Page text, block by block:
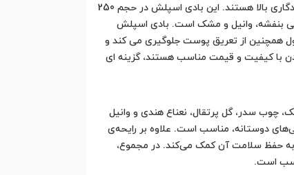
بادی اسپلش زنانه مادمازل الارو با رایحه ای گرم و میوه ای، محصولی مناسب برای زنانی است که به دنبال یک خوشبو کننده بدن با ماندگاری بالا هستند. این بادی اسپلش در حجم 250
بنفشه، وانیل و مشک است. بادی اسپلش
همچنین از تعریق پوست جلوگیری می کند و
با کیفیت و قیمت مناسب هستند، گزینه ای
چوب سدر، گل پرتقال، نعناع هندی و وانیل
دوستانه، مناسب است. علاوه بر رایحه‌ی
به حفظ سلامت آن کمک می‌کند. در مجموع،
است.